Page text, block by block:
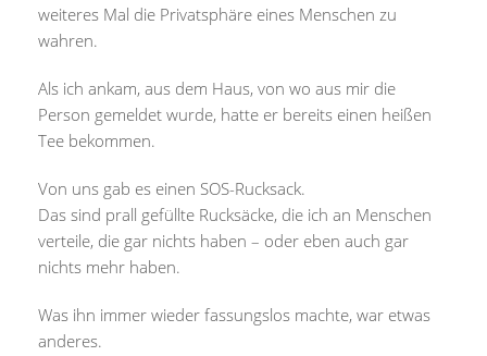
weiteres Mal die Privatsphäre eines Menschen zu
wahren.
Als ich ankam, aus dem Haus, von wo aus mir die
Person gemeldet wurde, hatte er bereits einen heißen
Tee bekommen.
Von uns gab es einen SOS-Rucksack.
Das sind prall gefüllte Rucksäcke, die ich an Menschen
verteile, die gar nichts haben – oder eben auch gar
nichts mehr haben.
Was ihn immer wieder fassungslos machte, war etwas
anderes.